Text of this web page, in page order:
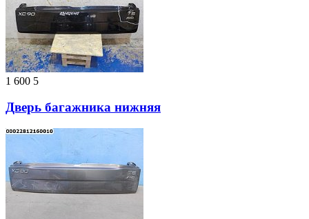
1 600 5
Дверь багажника нижняя